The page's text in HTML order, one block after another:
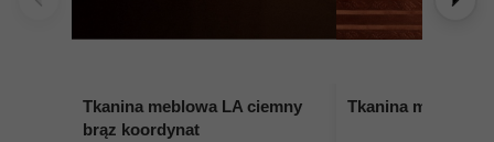
Tkanina meblowa LA ciemny
brąz koordynat
Tkanina meblowa